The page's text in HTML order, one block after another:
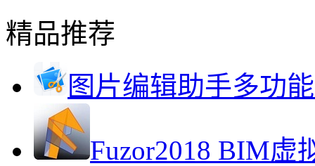
精品推荐
图片编辑助手多功
Fuzor2018 BIM虚